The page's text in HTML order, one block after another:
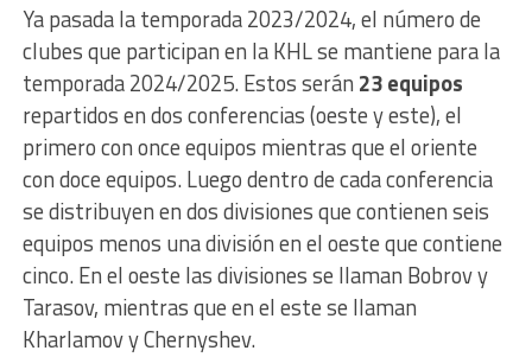
Ya pasada la temporada 2023/2024, el número de
clubes que participan en la KHL se mantiene para la
temporada 2024/2025. Estos serán 23 equipos
repartidos en dos conferencias (oeste y este), el
primero con once equipos mientras que el oriente
con doce equipos. Luego dentro de cada conferencia
se distribuyen en dos divisiones que contienen seis
equipos menos una división en el oeste que contiene
cinco. En el oeste las divisiones se llaman Bobrov y
Tarasov, mientras que en el este se llaman
Kharlamov y Chernyshev.